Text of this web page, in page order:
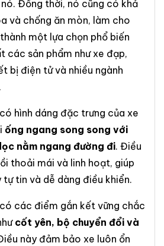
nó. Đồng thời, nó cũng có khả
và chống ăn mòn, làm cho
một lựa chọn phổ biến
các sản phẩm như xe đạp,
bị điện tử và nhiều ngành
có hình dáng đặc trưng của xe
ống ngang song song với
nằm ngang đường đi. Điều
thoải mái và linh hoạt, giúp
tin và dễ dàng điều khiển.
có các điểm gắn kết vững chắc
cốt yên, bộ chuyển đổi và
này đảm bảo xe luôn ổn